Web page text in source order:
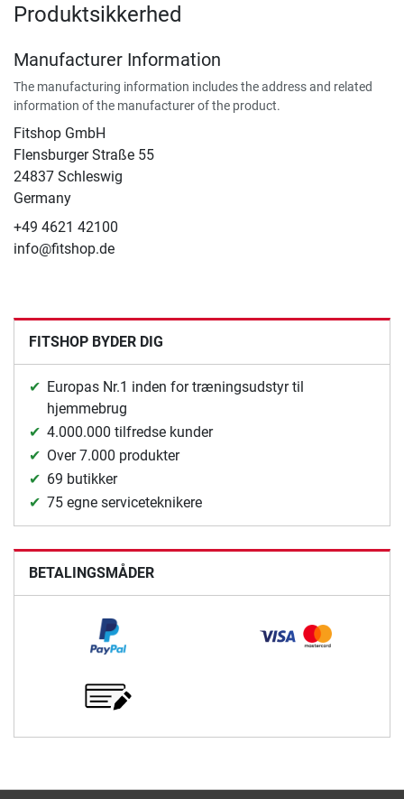
Produktsikkerhed
Manufacturer Information
The manufacturing information includes the address and related
information of the manufacturer of the product.
Fitshop GmbH
Flensburger Straße 55
24837 Schleswig
Germany
+49 4621 42100
info@fitshop.de
FITSHOP BYDER DIG
Europas Nr.1 inden for træningsudstyr til
hjemmebrug
4.000.000 tilfredse kunder
Over 7.000 produkter
69 butikker
75 egne serviceteknikere
BETALINGSMÅDER